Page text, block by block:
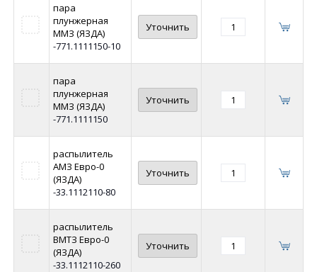
пара
плунжерная
ММЗ (ЯЗДА)
-771.1111150-10
Уточнить
пара
плунжерная
ММЗ (ЯЗДА)
-771.1111150
Уточнить
распылитель
АМЗ Евро-0
(ЯЗДА)
-33.1112110-80
Уточнить
распылитель
ВМТЗ Евро-0
(ЯЗДА)
-33.1112110-260
Уточнить